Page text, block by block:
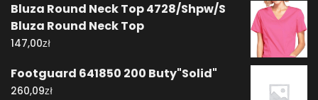
Bluza Round Neck Top 4728/Shpw/S
Bluza Round Neck Top
147,00zł
Footguard 641850 200 Buty"Solid"
260,09zł